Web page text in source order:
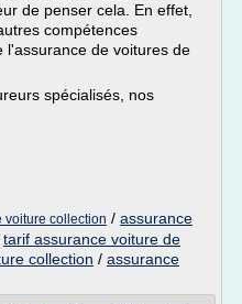
de penser cela. En effet,
compétences
l'assurance de voitures de
spécialisés, nos
voiture collection / assurance
tarif assurance voiture de
collection / assurance